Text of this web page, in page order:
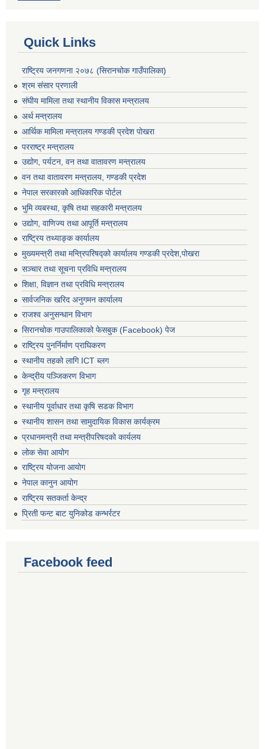
Quick Links
राष्ट्रिय जनगणना २०७८ (सिरानचोक गाउँपालिका)
श्रम संसार प्रणाली
संघीय मामिला तथा स्थानीय विकास मन्त्रालय
अर्थ मन्त्रालय
आर्थिक मामिला मन्त्रालय गण्डकी प्रदेश पोखरा
परराष्ट्र मन्त्रालय
उद्योग, पर्यटन, वन तथा वातावरण मन्त्रालय
वन तथा वातावरण मन्त्रालय, गण्डकी प्रदेश
नेपाल सरकारको आधिकारिक पोर्टल
भुमि व्यबस्था, कृषि तथा सहकारी मन्त्रालय
उद्योग, वाणिज्य तथा आपूर्ति मन्त्रालय
राष्ट्रिय तथ्याङ्क कार्यालय
मुख्यमन्त्री तथा मन्त्रिपरिषद्को कार्यालय गण्डकी प्रदेश,पोखरा
सञ्‍चार तथा सूचना प्रविधि मन्त्रालय
शिक्षा, विज्ञान तथा प्रविधि मन्त्रालय
सार्वजनिक खरिद अनुगमन कार्यालय
राजश्व अनुसन्धान विभाग
सिरानचोक गाउपालिकाको फेसबुक (Facebook) पेज
राष्ट्रिय पुनर्निर्माण प्राघिकरण
स्थानीय तहको लागि ICT ब्लग
केन्द्रीय पञ्जिकरण विभाग
गृह मन्त्रालय
स्थानीय पूर्वाधार तथा कृषि सडक विभाग
स्थानीय शासन तथा सामुदायिक विकास कार्यक्रम
प्रधानमन्त्री तथा मन्त्रीपरिषदको कार्यलय
लोक सेवा आयोग
राष्ट्रिय योजना आयोग
नेपाल कानुन आयोग
राष्ट्रिय सतकर्ता केन्द्र
प्रिती फन्ट बाट युनिकोड कन्भर्रटर
Facebook feed